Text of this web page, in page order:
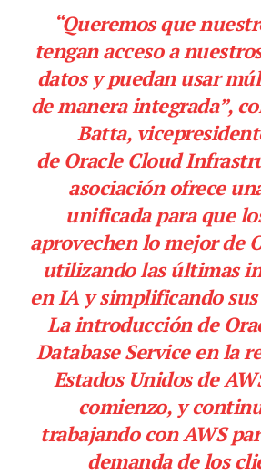
“Queremos que
tengan acceso a
datos y puedan usar
de manera integrada”,
Batta,
de OracleCloud
asociación ofrece
unificada para que
aprovechen lo mejor de
utilizando las últimas
en IA y simplificando
La introducción de
Database Service en la
Estados Unidos de
comienzo, y
trabajando con AWS
demanda de los